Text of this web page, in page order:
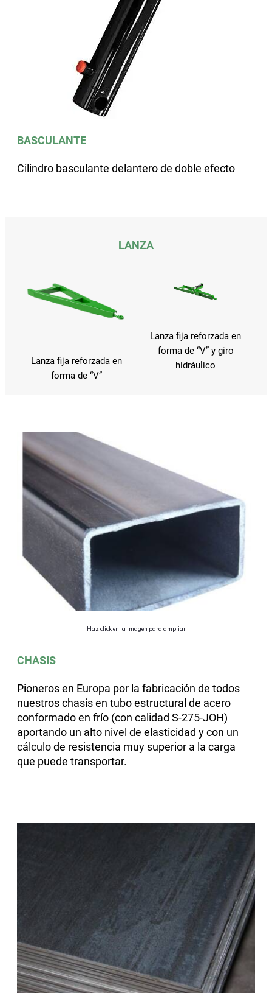
BASCULANTE
Cilindro basculante delantero de doble efecto
LANZA
Lanza fija reforzada en
forma de “V”
Lanza fija reforzada en
forma de “V” y giro
hidráulico
CHASIS
Pioneros en Europa por la fabricación de todos
nuestros chasis en tubo estructural de acero
conformado en frío (con calidad S-275-JOH)
aportando un alto nivel de elasticidad y con un
cálculo de resistencia muy superior a la carga
que puede transportar.
Haz click en la imagen para ampliar